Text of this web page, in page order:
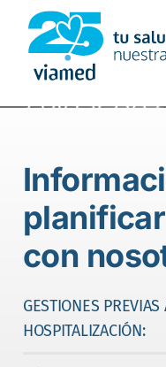
Saltar
contenido
con
GESTIONES PREVIAS
HOSPITALIZACIÓN: